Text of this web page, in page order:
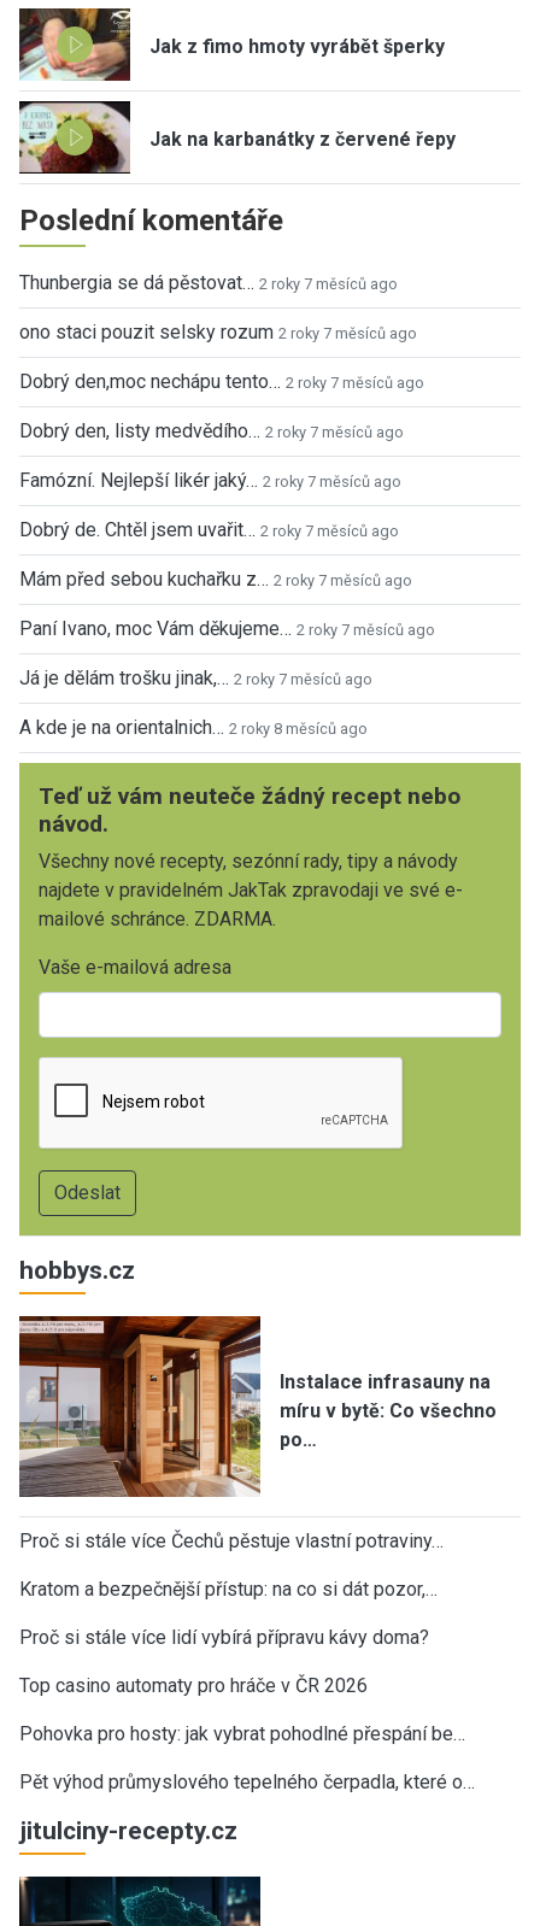
Jak z fimo hmoty vyrábět šperky
Jak na karbanátky z červené řepy
Poslední komentáře
Thunbergia se dá pěstovat… 2 roky 7 měsíců ago
ono staci pouzit selsky rozum 2 roky 7 měsíců ago
Dobrý den,moc nechápu tento… 2 roky 7 měsíců ago
Dobrý den, listy medvědího… 2 roky 7 měsíců ago
Famózní. Nejlepší likér jaký… 2 roky 7 měsíců ago
Dobrý de. Chtěl jsem uvařit… 2 roky 7 měsíců ago
Mám před sebou kuchařku z… 2 roky 7 měsíců ago
Paní Ivano, moc Vám děkujeme… 2 roky 7 měsíců ago
Já je dělám trošku jinak,… 2 roky 7 měsíců ago
A kde je na orientalnich… 2 roky 8 měsíců ago
Teď už vám neuteče žádný recept nebo
návod.
Všechny nové recepty, sezónní rady, tipy a návody
najdete v pravidelném JakTak zpravodaji ve své e-
mailové schránce. ZDARMA.
Vaše e-mailová adresa
hobbys.cz
Instalace infrasauny na
míru v bytě: Co všechno
po…
Proč si stále více Čechů pěstuje vlastní potraviny…
Kratom a bezpečnější přístup: na co si dát pozor,…
Proč si stále více lidí vybírá přípravu kávy doma?
Top casino automaty pro hráče v ČR 2026
Pohovka pro hosty: jak vybrat pohodlné přespání be…
Pět výhod průmyslového tepelného čerpadla, které o…
jitulciny-recepty.cz